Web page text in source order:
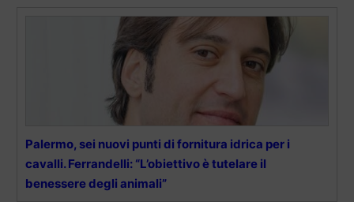
Palermo, sei nuovi punti di fornitura idrica per i
cavalli. Ferrandelli: “L’obiettivo è tutelare il
benessere degli animali”